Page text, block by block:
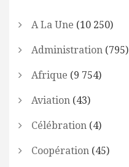
A La Une (10 250)
Administration (795)
Afrique (9 754)
Aviation (43)
Célébration (4)
Coopération (45)